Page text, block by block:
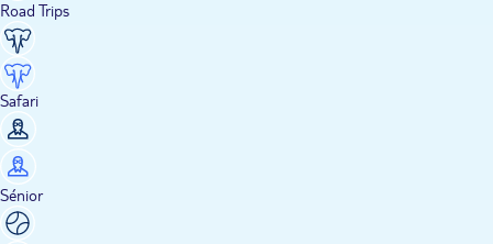
Road Trips
Safari
Sénior